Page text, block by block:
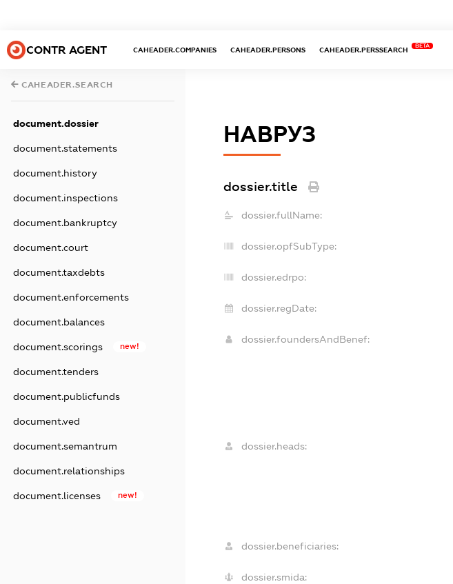
CONTR AGENT CAHEADER.COMPANIES CAHEADER.PERSONS CAHEADER.PERSSEARCH
BETA
CAHEADER.SEARCH
document.dossier
document.statements
document.history
document.inspections
document.bankruptcy
document.court
document.taxdebts
document.enforcements
document.balances
document.scorings new!
document.tenders
document.publicfunds
document.ved
document.semantrum
document.relationships
document.licenses new!
НАВРУЗ
dossier.title
dossier.fullName:
dossier.opfSubType:
dossier.edrpo:
dossier.regDate:
dossier.foundersAndBenef:
dossier.heads:
dossier.beneficiaries:
dossier.smida: